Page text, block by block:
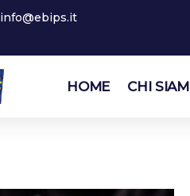
info@ebips.it
HOME CHI